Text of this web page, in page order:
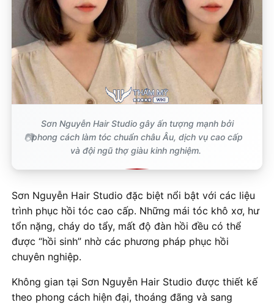
Sơn Nguyễn Hair Studio gây ấn tượng mạnh bởi
phong cách làm tóc chuẩn châu Âu, dịch vụ cao cấp
và đội ngũ thợ giàu kinh nghiệm.
Sơn Nguyễn Hair Studio đặc biệt nổi bật với các liệu
trình phục hồi tóc cao cấp. Những mái tóc khô xơ, hư
tổn nặng, cháy do tẩy, mất độ đàn hồi đều có thể
được “hồi sinh” nhờ các phương pháp phục hồi
chuyên nghiệp.
Không gian tại Sơn Nguyễn Hair Studio được thiết kế
theo phong cách hiện đại, thoáng đãng và sang